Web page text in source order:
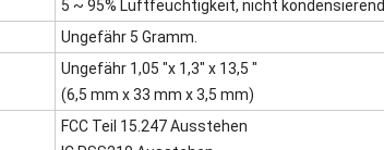
5 ~ 95% Luftfeuchtigkeit, nicht kondensierend
Ungefähr 5 Gramm.
Ungefähr 1,05 "x 1,3" x 13,5 "
(6,5 mm x 33 mm x 3,5 mm)
FCC Teil 15.247 Ausstehen